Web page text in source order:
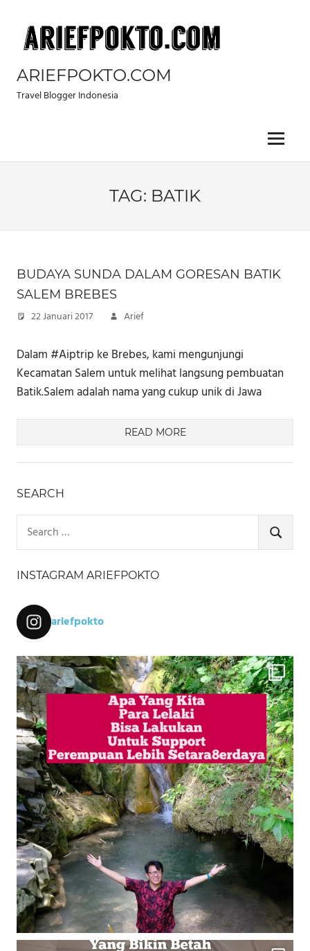
content
ARIEFPOKTO.COM
Travel Blogger Indonesia
Menu
TAG: BATIK
BUDAYA SUNDA DALAM GORESAN BATIK
SALEM BREBES
22 Januari 2017 Arief
Dalam #Aiptrip ke Brebes, kami mengunjungi
Kecamatan Salem untuk melihat langsung pembuatan
Batik.Salem adalah nama yang cukup unik di Jawa
READ MORE
SEARCH
for:
SEARCH
INSTAGRAM ARIEFPOKTO
ariefpokto